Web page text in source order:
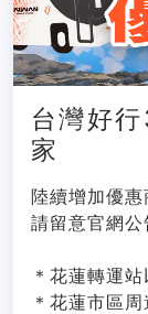
台灣好
家
陸續增加優惠
請留意官網公
＊花蓮轉運
＊花蓮市區周